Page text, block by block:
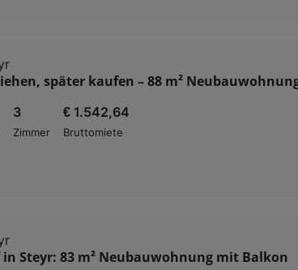
später kaufen – 88 m²
3
Zimmer
€ 1.542,64
Bruttomiete
Steyr: 83 m² Neubauwohnung mit Balkon